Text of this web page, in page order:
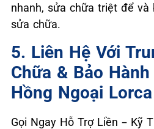
nhanh, sửa chữa triệt để và
sửa chữa.
5. Liên Hệ Với
Chữa & Bảo
Hồng Ngoại Lorca
Gọi Ngay Hỗ Trợ Liền – Kỹ